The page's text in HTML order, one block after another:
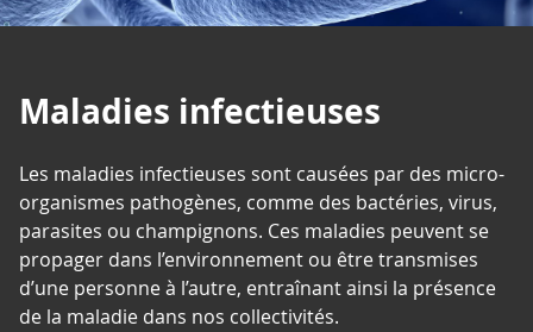
Maladies infectieuses
Les maladies infectieuses sont causées par des micro-
organismes pathogènes, comme des bactéries, virus,
parasites ou champignons. Ces maladies peuvent se
propager dans l’environnement ou être transmises
d’une personne à l’autre, entraînant ainsi la présence
de la maladie dans nos collectivités.